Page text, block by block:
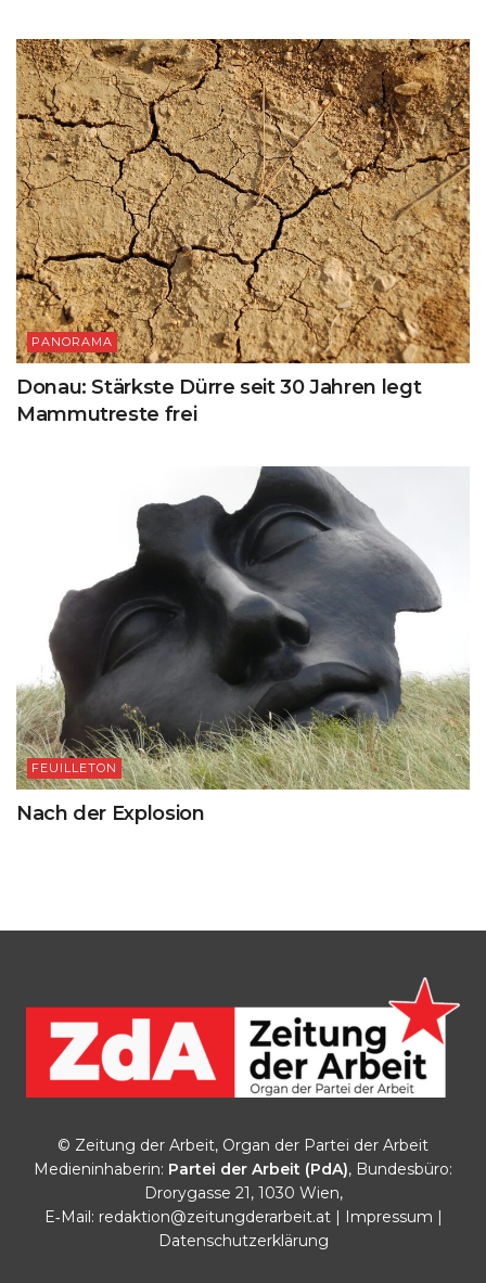
PANORAMA
Donau: Stärkste Dürre seit 30 Jahren legt
Mammutreste frei
FEUILLETON
Nach der Explosion
© Zeitung der Arbeit, Organ der Partei der Arbeit
Medieninhaberin: Partei der Arbeit (PdA), Bundesbüro:
Drorygasse 21, 1030 Wien,
E‑Mail: redaktion@zeitungderarbeit.at| Impressum
Datenschutzerklärung